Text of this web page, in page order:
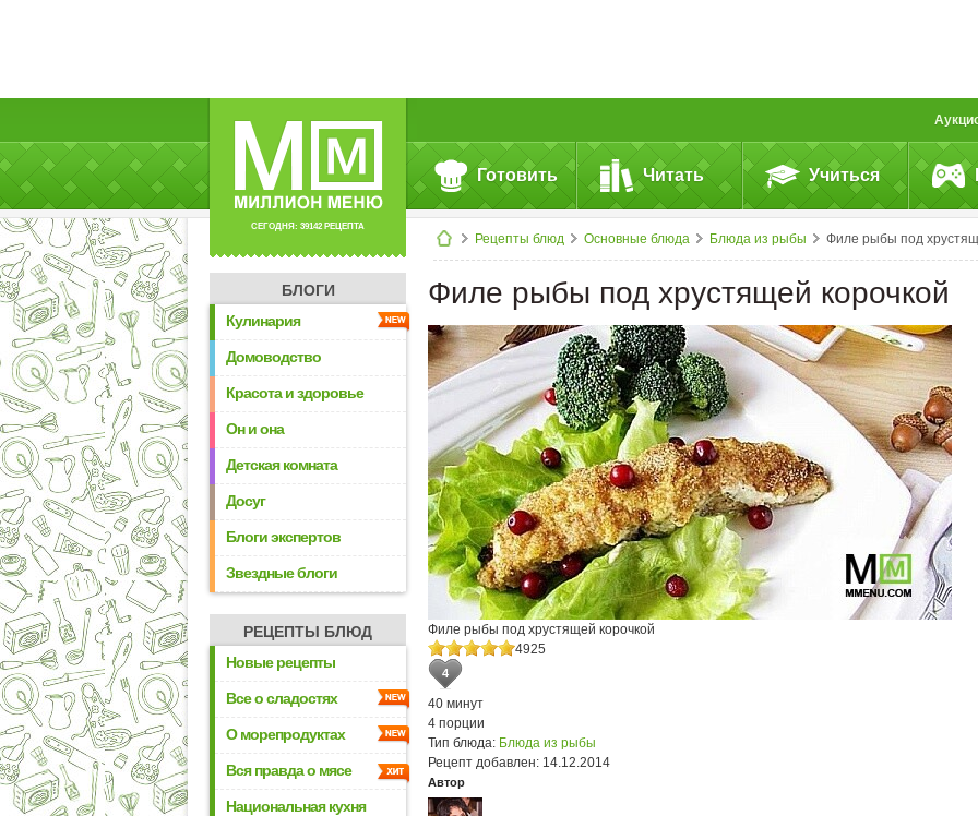
СЕГОДНЯ: 39142 РЕЦЕПТА
Готовить Читать Учиться
Рецепты блюд Основные блюда Блюда из рыбы Филе рыбы под хрустящей корочкой
БЛОГИ
Кулинария
Домоводство
Красота и здоровье
Он и она
Детская комната
Досуг
Блоги экспертов
Звездные блоги
РЕЦЕПТЫ БЛЮД
Новые рецепты
Все о сладостях
О морепродуктах
Вся правда о мясе
Национальная кухня
Филе рыбы под хрустящей корочкой
Филе рыбы под хрустящей корочкой
4925
4
40 минут
4 порции
Тип блюда: Блюда из рыбы
Рецепт добавлен: 14.12.2014
Автор